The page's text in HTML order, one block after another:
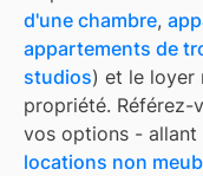
d'une chambre,
appartements de
studios) et le loyer
propriété. Référez-
vos options - allant
locations non